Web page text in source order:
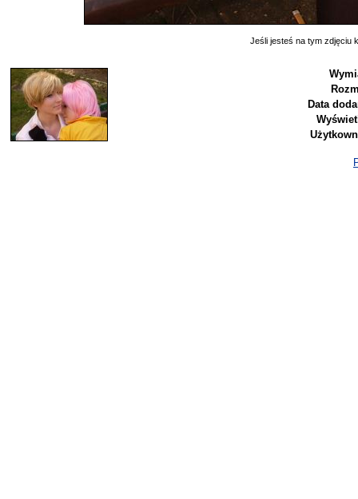
Jeśli jesteś na tym zdjęciu
Data